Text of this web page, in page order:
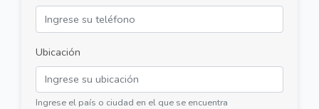
Ubicación
Ingrese el país o ciudad en el que se encuentra